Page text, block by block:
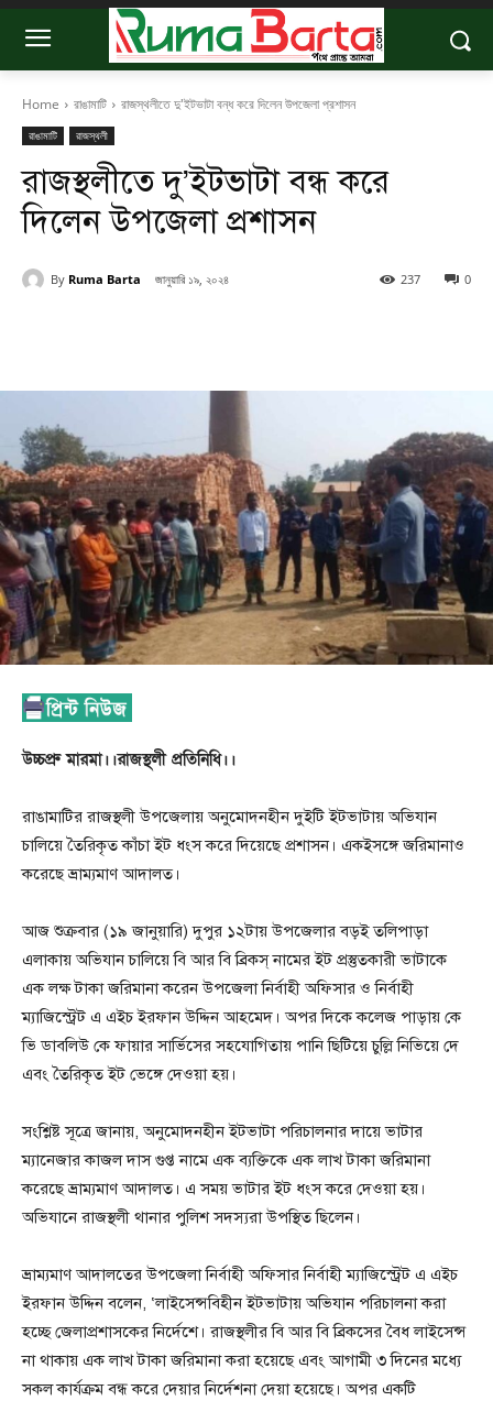
Home রাঙামাটি রাজস্থলীতে দু'ইটভাটা বন্ধ করে দিলেন উপজেলা প্রশাসন
রাঙামাটি রাজস্থলী
রাজস্থলীতে দু’ইটভাটা বন্ধ করে
দিলেন উপজেলা প্রশাসন
By Ruma Barta জানুয়ারি ১৯, ২০২৪ 0
237
উচ্চপ্রু মারমা।।রাজস্থলী প্রতিনিধি।।
রাঙামাটির রাজস্থলী উপজেলায় অনুমোদনহীন দুইটি ইটভাটায় অভিযান
চালিয়ে তৈরিকৃত কাঁচা ইট ধংস করে দিয়েছে প্রশাসন। একইসঙ্গে জরিমানাও
করেছে ভ্রাম্যমাণ আদালত।
আজ শুক্রবার (১৯ জানুয়ারি) দুপুর ১২টায় উপজেলার বড়ই তলিপাড়া
এলাকায় অভিযান চালিয়ে বি আর বি ব্রিকস্ নামের ইট প্রস্তুতকারী ভাটাকে
এক লক্ষ টাকা জরিমানা করেন উপজেলা নির্বাহী অফিসার ও নির্বাহী
ম্যাজিস্ট্রেট এ এইচ ইরফান উদ্দিন আহমেদ। অপর দিকে কলেজ পাড়ায় কে
ভি ডাবলিউ কে ফায়ার সার্ভিসের সহযোগিতায় পানি ছিটিয়ে চুল্লি নিভিয়ে দে
এবং তৈরিকৃত ইট ভেঙ্গে দেওয়া হয়।
সংশ্লিষ্ট সূত্রে জানায়, অনুমোদনহীন ইটভাটা পরিচালনার দায়ে ভাটার
ম্যানেজার কাজল দাস গুপ্ত নামে এক ব্যক্তিকে এক লাখ টাকা জরিমানা
করেছে ভ্রাম্যমাণ আদালত। এ সময় ভাটার ইট ধংস করে দেওয়া হয়।
অভিযানে রাজস্থলী থানার পুলিশ সদস্যরা উপস্থিত ছিলেন।
ভ্রাম্যমাণ আদালতের উপজেলা নির্বাহী অফিসার নির্বাহী ম্যাজিস্ট্রেট এ এইচ
ইরফান উদ্দিন বলেন, ‘লাইসেন্সবিহীন ইটভাটায় অভিযান পরিচালনা করা
হচ্ছে জেলাপ্রশাসকের নির্দেশে। রাজস্থলীর বি আর বি ব্রিকসের বৈধ লাইসেন্স
না থাকায় এক লাখ টাকা জরিমানা করা হয়েছে এবং আগামী ৩ দিনের মধ্যে
সকল কার্যক্রম বন্ধ করে দেয়ার নির্দেশনা দেয়া হয়েছে। অপর একটি